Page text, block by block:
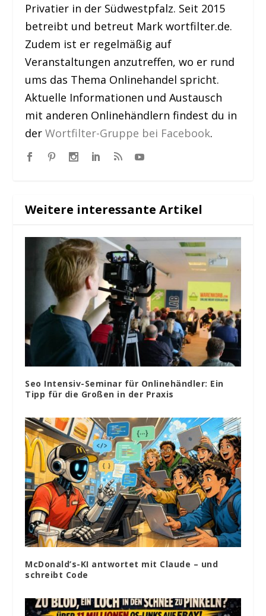
Privatier in der Südwestpfalz. Seit 2015
betreibt und betreut Mark wortfilter.de.
Zudem ist er regelmäßig auf
Veranstaltungen anzutreffen, wo er rund
ums das Thema Onlinehandel spricht.
Aktuelle Informationen und Austausch
mit anderen Onlinehändlern findest du in
derWortfilter-Gruppe bei Facebook.
Weitere interessante Artikel
Seo Intensiv-Seminar für Onlinehändler: Ein
Tipp für die Großen in der Praxis
McDonald’s-KI antwortet mit Claude – und
schreibt Code